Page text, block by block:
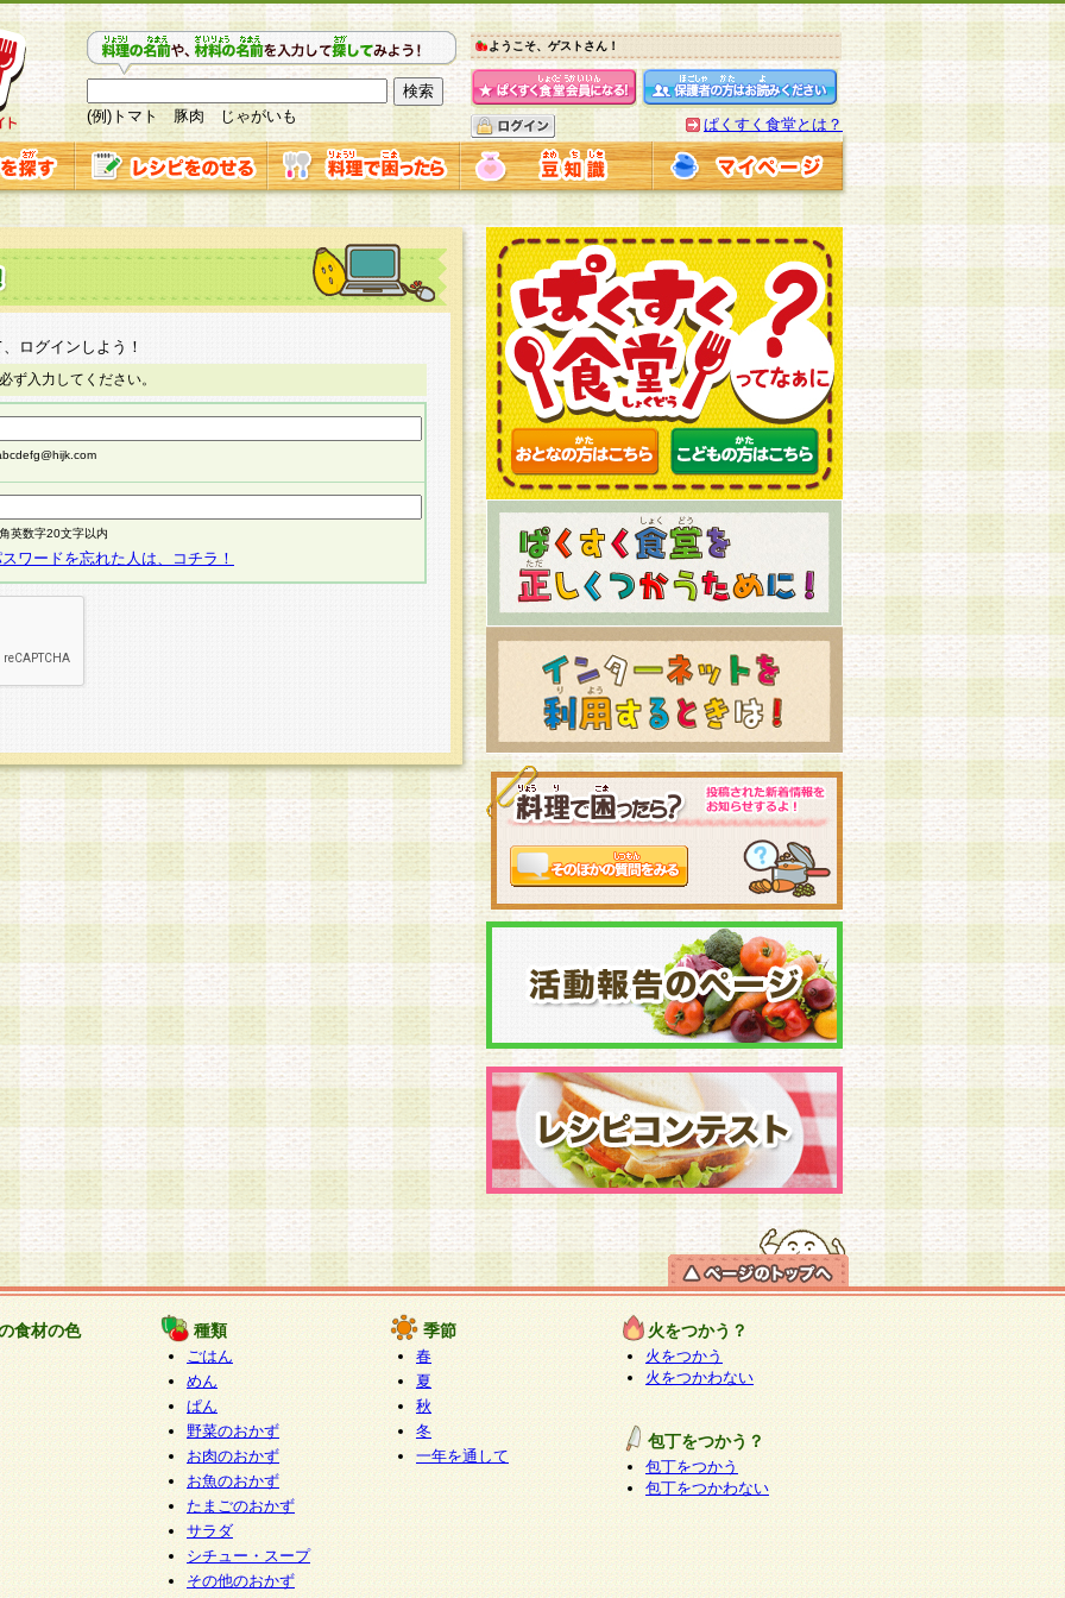
(例)トマト 豚肉 じゃがいも
ようこそ、ゲストさん！
ぱくすく食堂とは？
ログインしよう！
ず入力してください。
英数字20文字以内
ワードを忘れた人は、コチラ！
食材の色 種類
ごはん
めん
ぱん
野菜のおかず
お肉のおかず
お魚のおかず
たまごのおかず
サラダ
シチュー・スープ
その他のおかず
季節
春
夏
秋
冬
一年を通して
火をつかう？
火をつかう
火をつかわない
包丁をつかう？
包丁をつかう
包丁をつかわない